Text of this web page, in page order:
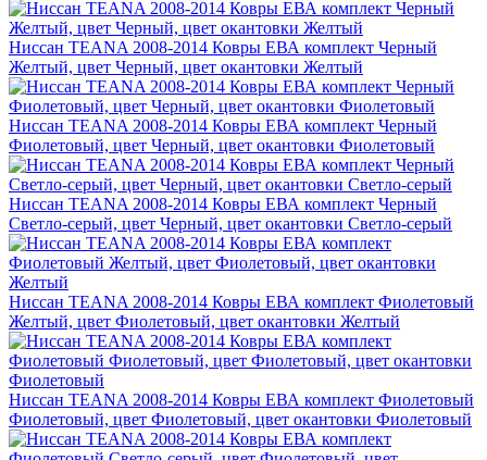
Ниссан TEANA 2008-2014 Ковры ЕВА комплект Черный
Желтый, цвет Черный, цвет окантовки Желтый
Ниссан TEANA 2008-2014 Ковры ЕВА комплект Черный
Фиолетовый, цвет Черный, цвет окантовки Фиолетовый
Ниссан TEANA 2008-2014 Ковры ЕВА комплект Черный
Светло-серый, цвет Черный, цвет окантовки Светло-серый
Ниссан TEANA 2008-2014 Ковры ЕВА комплект Фиолетовый
Желтый, цвет Фиолетовый, цвет окантовки Желтый
Ниссан TEANA 2008-2014 Ковры ЕВА комплект Фиолетовый
Фиолетовый, цвет Фиолетовый, цвет окантовки Фиолетовый